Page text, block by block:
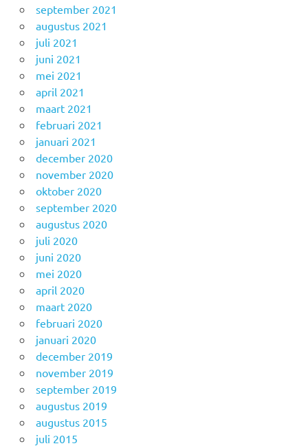
september 2021
augustus 2021
juli 2021
juni 2021
mei 2021
april 2021
maart 2021
februari 2021
januari 2021
december 2020
november 2020
oktober 2020
september 2020
augustus 2020
juli 2020
juni 2020
mei 2020
april 2020
maart 2020
februari 2020
januari 2020
december 2019
november 2019
september 2019
augustus 2019
augustus 2015
juli 2015